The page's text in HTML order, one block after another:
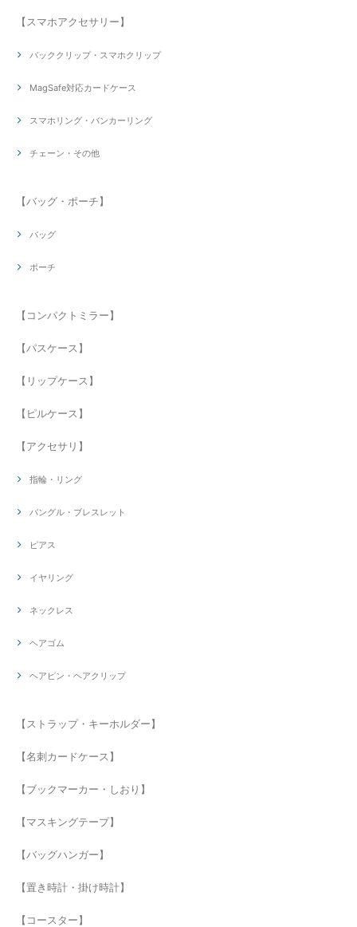
【スマホアクセサリー】
バッククリップ・スマホクリップ
MagSafe対応カードケース
スマホリング・バンカーリング
チェーン・その他
【バッグ・ポーチ】
バッグ
ポーチ
【コンパクトミラー】
【パスケース】
【リップケース】
【ピルケース】
【アクセサリ】
指輪・リング
バングル・ブレスレット
ピアス
イヤリング
ネックレス
ヘアゴム
ヘアピン・ヘアクリップ
【ストラップ・キーホルダー】
【名刺カードケース】
【ブックマーカー・しおり】
【マスキングテープ】
【バッグハンガー】
【置き時計・掛け時計】
【コースター】